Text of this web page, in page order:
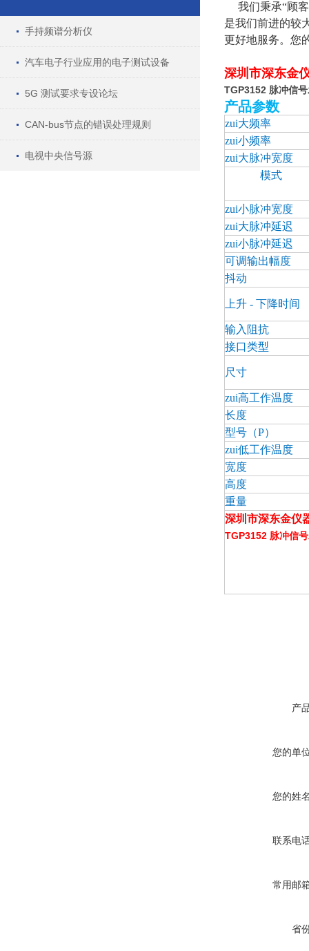
手持频谱分析仪
汽车电子行业应用的电子测试设备
5G 测试要求专设论坛
CAN-bus节点的错误处理规则
电视中央信号源
我们秉承“顾
是我们前进的较
更好地服务。您
深圳市深东金
TGP3152 脉冲信
产品参数
zui大频率
zui小频率
zui大脉冲宽度
模式
zui小脉冲宽度
zui大脉冲延迟
zui小脉冲延迟
可调输出幅度
抖动
上升 - 下降时间
输入阻抗
接口类型
尺寸
zui高工作温度
长度
型号（P）
zui低工作温度
宽度
高度
重量
深圳市深东金仪
TGP3152 脉冲信
产
您的单
您的姓
联系电
常用邮
省